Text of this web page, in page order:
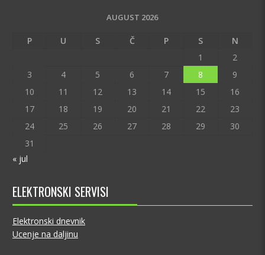
AUGUST 2026
P U S Č P S
N
1
2
3
4 5 6 7 8
9
10
11 12 13 14 15
16
17
18 19 20 21 22
23
24
25 26 27 28 29
30
31
« jul
ELEKTRONSKI SERVISI
Elektronski dnevnik
Ucenje na daljinu